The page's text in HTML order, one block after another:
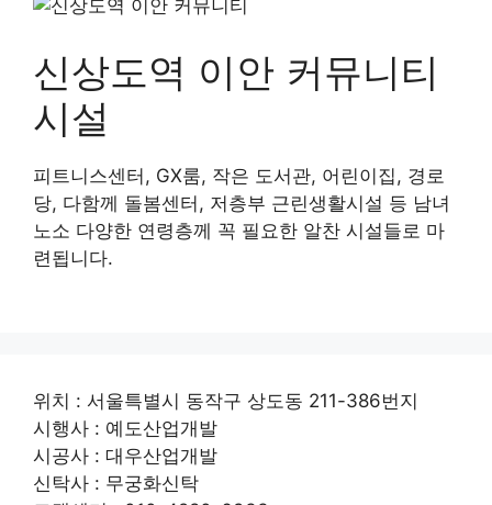
신상도역 이안 커뮤니티
시설
피트니스센터, GX룸, 작은 도서관, 어린이집, 경로
당, 다함께 돌봄센터, 저층부 근린생활시설 등 남녀
노소 다양한 연령층께 꼭 필요한 알찬 시설들로 마
련됩니다.
위치 : 서울특별시 동작구 상도동 211-386번지
시행사 : 예도산업개발
시공사 : 대우산업개발
신탁사 : 무궁화신탁